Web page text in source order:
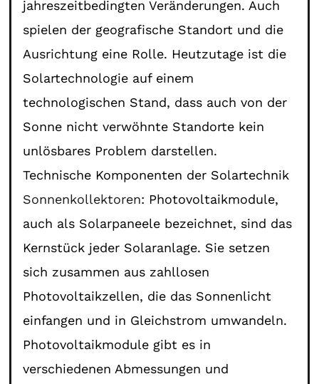
jahreszeitbedingten Veränderungen. Auch
spielen der geografische Standort und die
Ausrichtung eine Rolle. Heutzutage ist die
Solartechnologie auf einem
technologischen Stand, dass auch von der
Sonne nicht verwöhnte Standorte kein
unlösbares Problem darstellen.
Technische Komponenten der Solartechnik
Sonnenkollektoren: Photovoltaikmodule,
auch als Solarpaneele bezeichnet, sind das
Kernstück jeder Solaranlage. Sie setzen
sich zusammen aus zahllosen
Photovoltaikzellen, die das Sonnenlicht
einfangen und in Gleichstrom umwandeln.
Photovoltaikmodule gibt es in
verschiedenen Abmessungen und